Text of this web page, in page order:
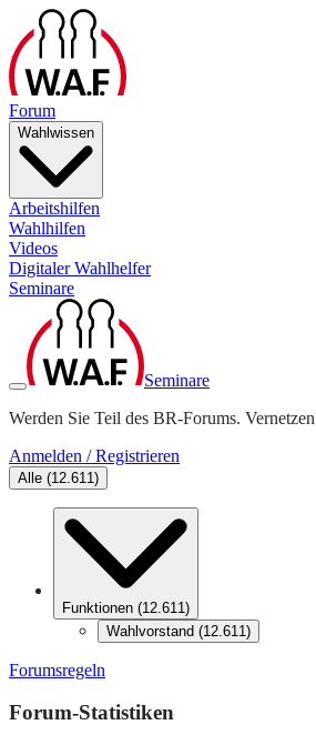
Forum
Wahlwissen
Arbeitshilfen
Wahlhilfen
Videos
Digitaler Wahlhelfer
Seminare
Seminare
Werden Sie Teil des BR-Forums.
Anmelden / Registrieren
Alle (12.611)
Funktionen (12.611)
Wahlvorstand (12.611)
Forumsregeln
Forum-Statistiken